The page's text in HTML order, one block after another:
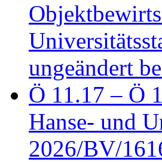
ungeändert
Ö 11.17 – Ö
Hanse- und
2026/BV/